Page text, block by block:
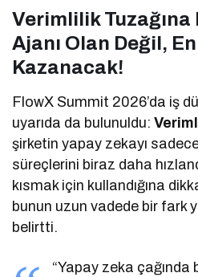
Verimlilik Tuzağına
Ajanı Olan Değil,
Kazanacak!
FlowX Summit 2026’da iş
uyarıda da bulunuldu:
şirketin yapay zekayı
süreçlerini biraz daha
kısmak için kullandığına
bunun uzun vadede bir fark
belirtti.
“Yapay zeka çağında